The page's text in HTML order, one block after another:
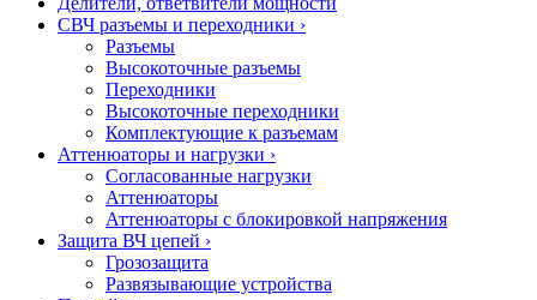
СВЧ разъемы и переходники ›
Разъемы
Высокоточные разъемы
Переходники
Высокоточные переходники
Комплектующие к разъемам
Аттенюаторы и нагрузки ›
Согласованные нагрузки
Аттенюаторы
Аттенюаторы с блокировкой напряжения
Защита ВЧ цепей ›
Грозозащита
Развязывающие устройства